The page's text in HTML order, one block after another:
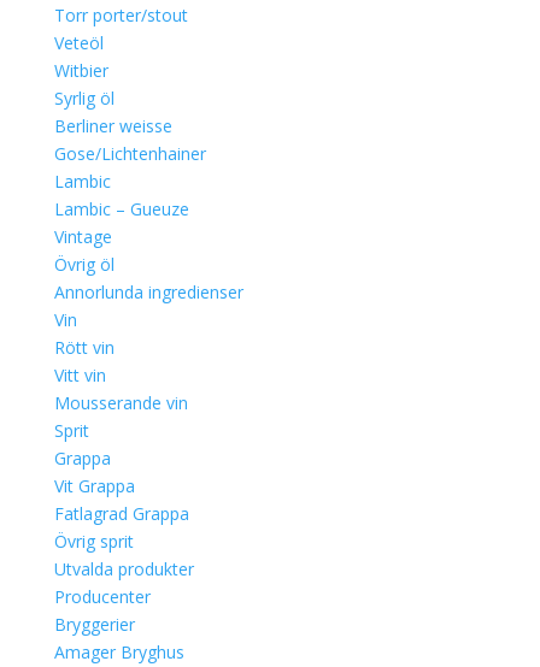
Torr porter/stout
Veteöl
Witbier
Syrlig öl
Berliner weisse
Gose/Lichtenhainer
Lambic
Lambic – Gueuze
Vintage
Övrig öl
Annorlunda ingredienser
Vin
Rött vin
Vitt vin
Mousserande vin
Sprit
Grappa
Vit Grappa
Fatlagrad Grappa
Övrig sprit
Utvalda produkter
Producenter
Bryggerier
Amager Bryghus